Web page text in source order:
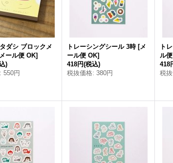
ダシ ブロックメ
ール便 OK]
)
: 550円
トレーシングシール 3時 [メ
ール便 OK]
418円(税込)
税抜価格: 380円
ト
ル
418
税